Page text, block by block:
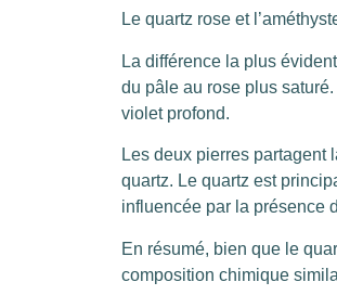
Le quartz rose et
La différence la plus
du pâle au rose plus
violet profond.
Les deux pierres partagent
quartz. Le quartz est
influencée par la présence
En résumé, bien que le
composition chimique